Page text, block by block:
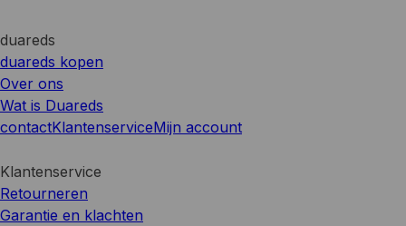
duareds
duareds kopen
Over ons
Wat is Duareds
contactKlantenserviceMijn account
Klantenservice
Retourneren
Garantie en klachten